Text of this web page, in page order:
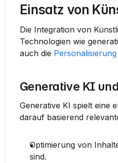
Einsatz von
Die Integration von
Technologien wie
auch die Personalisierung
Generative KI
Generative KI spielt eine
darauf basierend
Optimierung von
sind.